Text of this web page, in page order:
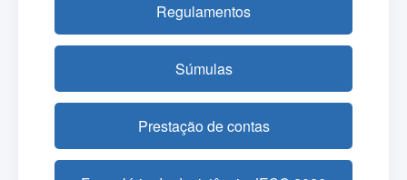
Regulamentos
Súmulas
Prestação de contas